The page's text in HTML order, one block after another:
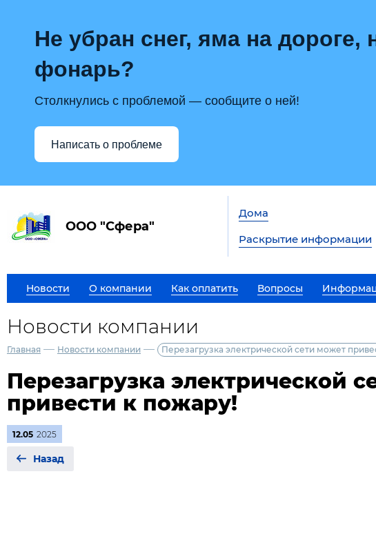
Не убран снег, яма на дороге,
фонарь?
Столкнулись с проблемой — сообщите о ней!
Написать о проблеме
ООО "Сфера"
Дома
Раскрытие информации
Новости О компании Как оплатить Вопросы
Новости компании
Главная — Новости компании — Перезагрузка электрической сети может
Перезагрузка электрической
привести к пожару!
12.05 2025
Назад